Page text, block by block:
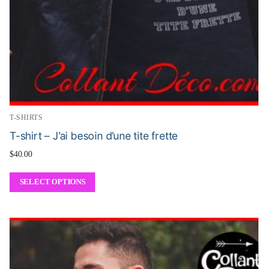
T-SHIRTS
T-shirt – J’ai besoin d’une tite frette
$40.00
SELECT OPTIONS